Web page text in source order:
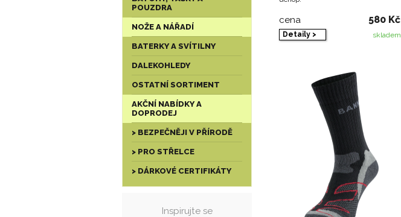
POUZDRA
NOŽE A NÁŘADÍ
BATERKY A SVÍTILNY
DALEKOHLEDY
OSTATNÍ SORTIMENT
AKČNÍ NABÍDKY A
DOPRODEJ
> BEZPEČNĚJI V PŘÍRODĚ
> PRO STŘELCE
> DÁRKOVÉ CERTIFIKÁTY
Inspirujte se
cena 580 Kč
Detaily > skladem